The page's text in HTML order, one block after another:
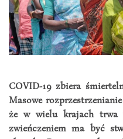
COVID-19 zbiera
Masowe
że w wielu krajach trwa
zwieńczeniem ma być